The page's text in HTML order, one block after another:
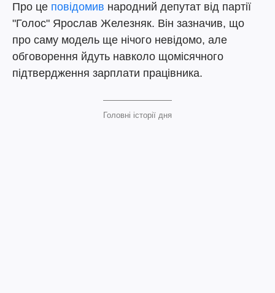
Про це повідомив народний депутат від партії
"Голос" Ярослав Железняк. Він зазначив, що
про саму модель ще нічого невідомо, але
обговорення йдуть навколо щомісячного
підтвердження зарплати працівника.
Головні історії дня